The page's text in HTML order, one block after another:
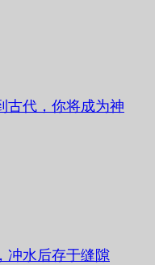
古代，你将成为神
冲水后存于缝隙